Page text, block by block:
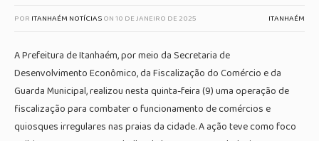
POR ITANHAÉM NOTÍCIASON10 DE JANEIRO DE 2025 ITANHAÉM
A Prefeitura de Itanhaém, por meio da Secretaria de
Desenvolvimento Econômico, da Fiscalização do Comércio e da
Guarda Municipal, realizou nesta quinta-feira (9) uma operação de
fiscalização para combater o funcionamento de comércios e
quiosques irregulares nas praias da cidade. A ação teve como foco